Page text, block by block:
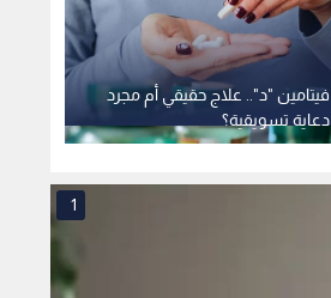
فيتامين "د".. علاج حقيقي أم مجرد
دعاية تسويقية؟
1